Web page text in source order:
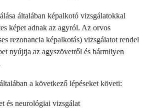
általában képalkotó vizsgálatokkal
képet adnak az agyról. Az orvos
rezonancia képalkotás) vizsgálatot rendel
nyújtja az agyszövetről és bármilyen
a következő lépéseket követi:
és neurológiai vizsgálat